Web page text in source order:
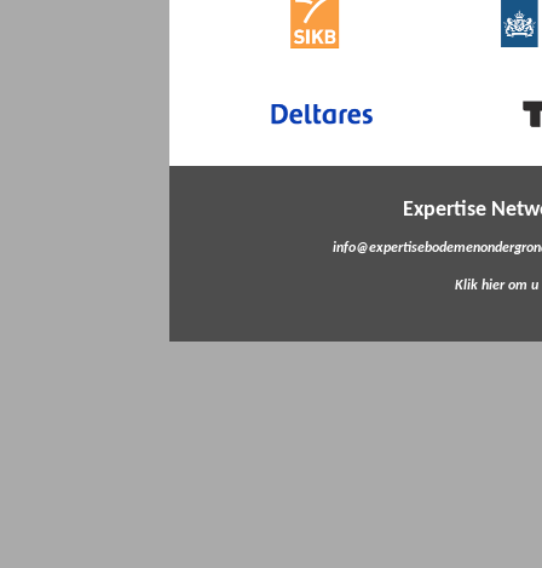
Expertise
Klik hier om u